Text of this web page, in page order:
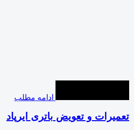
ادامه مطلب
تعمیرات و تعویض باتری ایرپاد